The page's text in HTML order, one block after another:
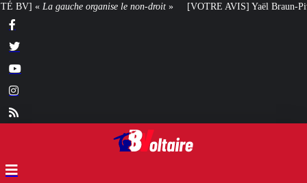
droit» [VOTRE AVIS] Yaël Braun-Pivet doit-elle renoncer à son projet